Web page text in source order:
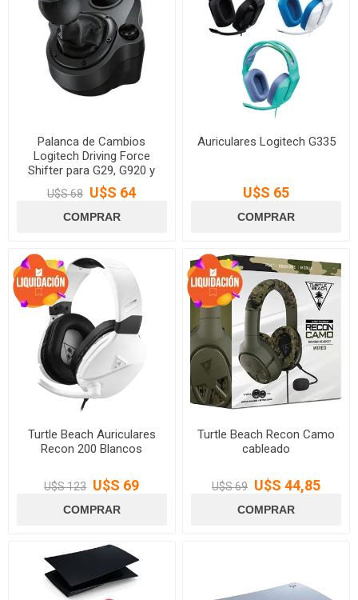
Palanca de Cambios
Logitech Driving Force
Shifter para G29, G920 y
G923
U$S 68 U$S 64
Auriculares Logitech G335
U$S 65
Turtle Beach Auriculares
Recon 200 Blancos
U$S 123 U$S 69
Turtle Beach Recon Camo
cableado
U$S 69 U$S 44,85